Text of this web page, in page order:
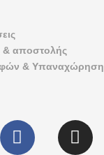
αποστολής
& Υπαναχώρηση